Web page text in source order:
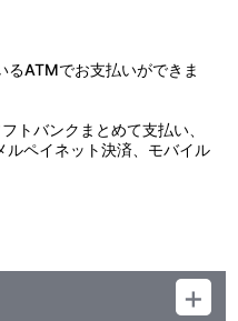
るATMでお支払いができま
トバンクまとめて支払い、
ペイネット決済、モバイル